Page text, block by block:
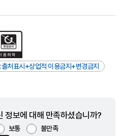
처표시+상업적 이용금지+변경금지
정보에 대해 만족하셨습니까?
보통
불만족